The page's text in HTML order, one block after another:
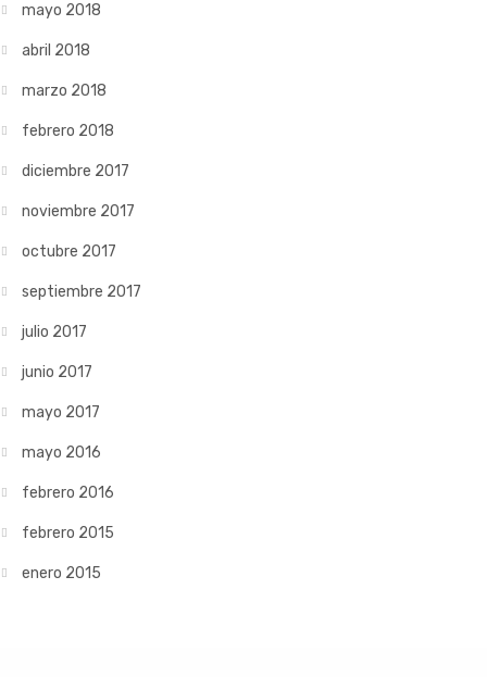
mayo 2018
abril 2018
marzo 2018
febrero 2018
diciembre 2017
noviembre 2017
octubre 2017
septiembre 2017
julio 2017
junio 2017
mayo 2017
mayo 2016
febrero 2016
febrero 2015
enero 2015